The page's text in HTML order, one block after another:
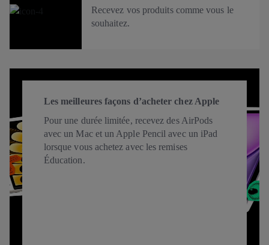
Recevez vos produits comme vous le
souhaitez.
Les meilleures façons d’acheter chez Apple
Pour une durée limitée, recevez des AirPods
avec un Mac et un Apple Pencil avec un iPad
lorsque vous achetez avec les remises
Éducation.